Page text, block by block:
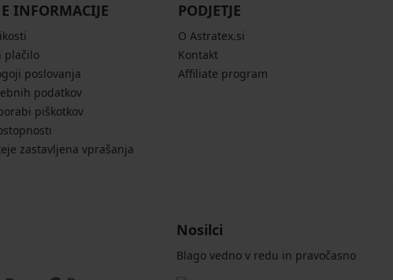
INFORMACIJE
plačilo
poslovanja
podatkov
piškotkov
zastavljena vprašanja
PODJETJE
O Astratex.si
Kontakt
Affiliate program
Nosilci
Blago vedno v redu in pravočasno